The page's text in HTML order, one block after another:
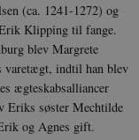
(ca. 1241-1272) og
Erik Klipping til fange.
blev Margrete
varetægt, indtil han blev
ægteskabsalliancer
Eriks søster Mechtilde
og Agnes gift.